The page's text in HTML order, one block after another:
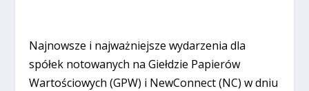
Najnowsze i najważniejsze wydarzenia dla
spółek notowanych na Giełdzie Papierów
Wartościowych (GPW) i NewConnect (NC) w dniu